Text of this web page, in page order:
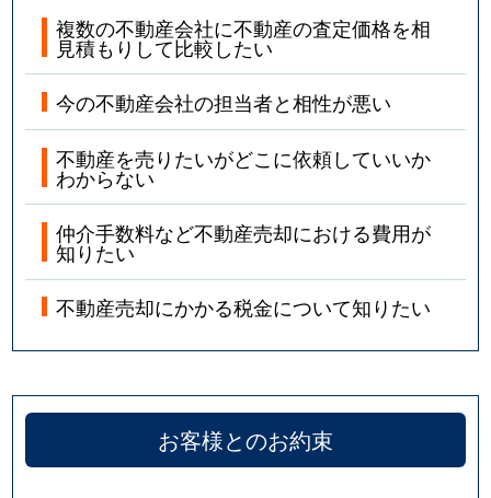
複数の不動産会社に不動産の査定価格を相
見積もりして比較したい
今の不動産会社の担当者と相性が悪い
不動産を売りたいがどこに依頼していいか
わからない
仲介手数料など不動産売却における費用が
知りたい
不動産売却にかかる税金について知りたい
お客様とのお約束